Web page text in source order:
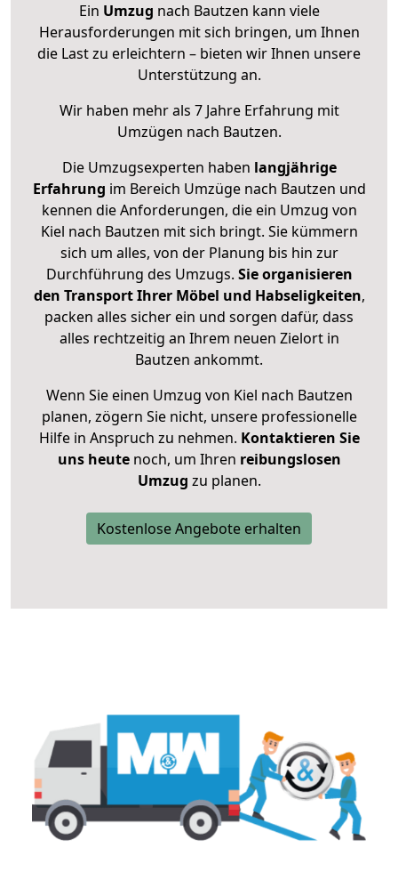
Ein Umzug nach Bautzen kann viele
Herausforderungen mit sich bringen, um Ihnen
die Last zu erleichtern – bieten wir Ihnen unsere
Unterstützung an.
Wir haben mehr als 7 Jahre Erfahrung mit
Umzügen nach Bautzen.
Die Umzugsexperten haben langjährige
Erfahrung im Bereich Umzüge nach Bautzen und
kennen die Anforderungen, die ein Umzug von
Kiel nach Bautzen mit sich bringt. Sie kümmern
sich um alles, von der Planung bis hin zur
Durchführung des Umzugs. Sie organisieren
den Transport Ihrer Möbel und Habseligkeiten,
packen alles sicher ein und sorgen dafür, dass
alles rechtzeitig an Ihrem neuen Zielort in
Bautzen ankommt.
Wenn Sie einen Umzug von Kiel nach Bautzen
planen, zögern Sie nicht, unsere professionelle
Hilfe in Anspruch zu nehmen. Kontaktieren Sie
uns heutenoch, um Ihren reibungslosen
Umzug zu planen.
Kostenlose Angebote erhalten